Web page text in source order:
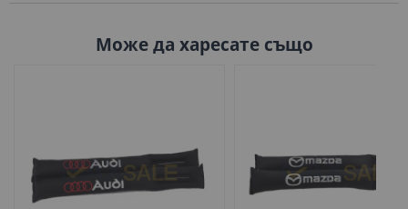
Може да харесате също